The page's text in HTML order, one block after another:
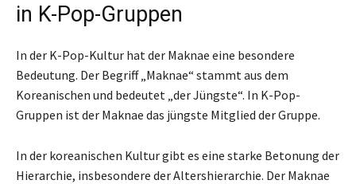
in K-Pop-Gruppen
In der K-Pop-Kultur hat der Maknae eine besondere
Bedeutung. Der Begriff „Maknae“ stammt aus dem
Koreanischen und bedeutet „der Jüngste“. In K-Pop-
Gruppen ist der Maknae das jüngste Mitglied der Gruppe.
In der koreanischen Kultur gibt es eine starke Betonung der
Hierarchie, insbesondere der Altershierarchie. Der Maknae